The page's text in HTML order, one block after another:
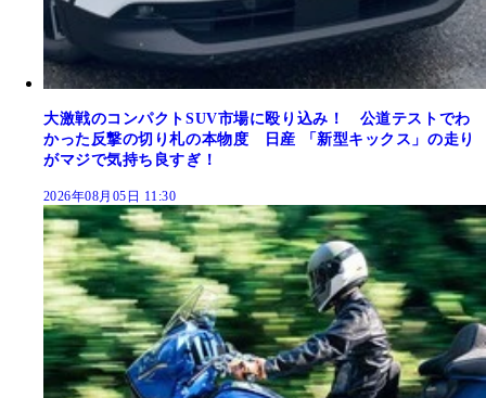
大激戦のコンパクトSUV市場に殴り込み！ 公道テストでわ
かった反撃の切り札の本物度 日産 「新型キックス」の走り
がマジで気持ち良すぎ！
2026年08月05日 11:30